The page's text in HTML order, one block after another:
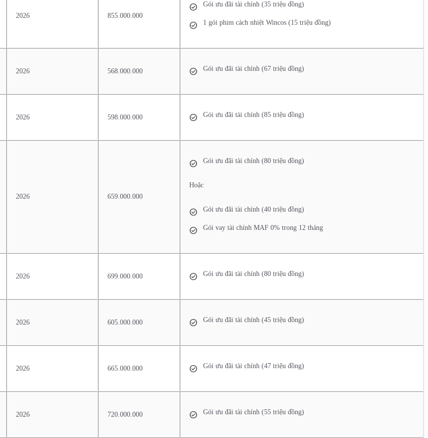
2026 855.000.000
Gói ưu đãi tài chính (35 triệu đồng)
1 gói phim cách nhiệt Wincos (15 triệu đồng)
2026 568.000.000 Gói ưu đãi tài chính (67 triệu đồng)
2026 598.000.000 Gói ưu đãi tài chính (85 triệu đồng)
2026 659.000.000
Gói ưu đãi tài chính (80 triệu đồng)
Hoặc
Gói ưu đãi tài chính (40 triệu đồng)
Gói vay tài chính MAF 0% trong 12 tháng
2026 699.000.000 Gói ưu đãi tài chính (80 triệu đồng)
2026 605.000.000 Gói ưu đãi tài chính (45 triệu đồng)
2026 665.000.000 Gói ưu đãi tài chính (47 triệu đồng)
2026 720.000.000 Gói ưu đãi tài chính (55 triệu đồng)